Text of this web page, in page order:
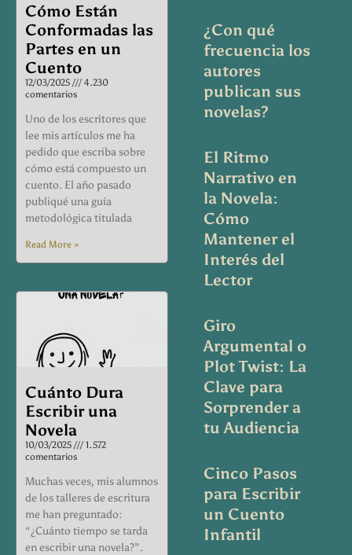
Cómo Están
Conformadas las
Partes en un
Cuento
12/03/2025
4.230
comentarios
Uno de los escritores que
lee mis artículos me ha
pedido que escriba sobre
cómo está compuesto un
cuento. El año pasado
publiqué una guía
metodológica titulada
Read More »
Cuánto Dura
Escribir una
Novela
10/03/2025
1.572
comentarios
Muchas veces, mis alumnos
de los talleres de escritura
me han preguntado:
“¿Cuánto tiempo se tarda
en escribir una novela?”.
¿Con qué
frecuencia los
autores
publican sus
novelas?
El Ritmo
Narrativo en
la Novela:
Cómo
Mantener el
Interés del
Lector
Giro
Argumental o
Plot Twist: La
Clave para
Sorprender a
tu Audiencia
Cinco Pasos
para Escribir
un Cuento
Infantil